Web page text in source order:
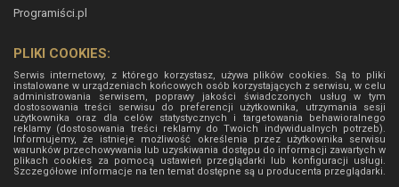
Programiści.pl
PLIKI COOKIES:
Serwis internetowy, z którego korzystasz, używa plików cookies. Są to pliki
instalowane w urządzeniach końcowych osób korzystających z serwisu, w celu
administrowania serwisem, poprawy jakości świadczonych usług w tym
dostosowania treści serwisu do preferencji użytkownika, utrzymania sesji
użytkownika oraz dla celów statystycznych i targetowania behawioralnego
reklamy (dostosowania treści reklamy do Twoich indywidualnych potrzeb).
Informujemy, że istnieje możliwość określenia przez użytkownika serwisu
warunków przechowywania lub uzyskiwania dostępu do informacji zawartych w
plikach cookies za pomocą ustawień przeglądarki lub konfiguracji usługi.
Szczegółowe informacje na ten temat dostępne są u producenta przeglądarki.